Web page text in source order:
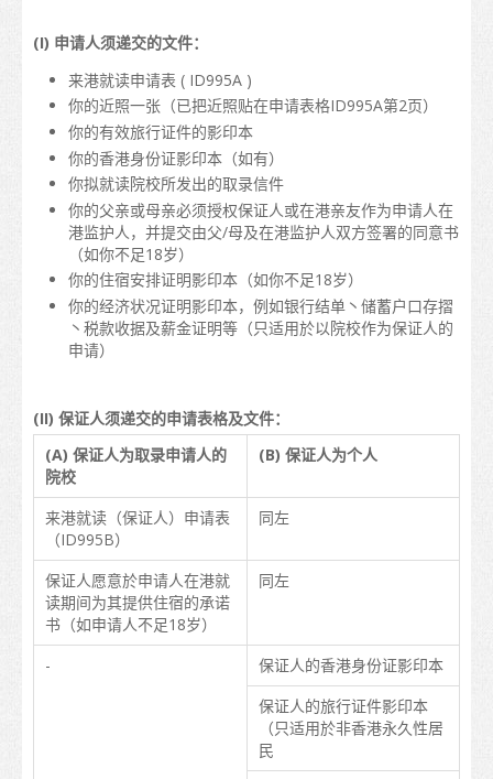
更多升学选择
升学途径
申请入学
如何申请
入学要求
到埗
住宿
支援服务
非本地学生的受养人入境安排
日常开支
医疗和安全
(I) 申请人须递交的文件：
来港就读申请表 ( ID995A )
你的近照一张（已把近照贴在申请表格ID995A第2页）
你的有效旅行证件的影印本
你的香港身份证影印本（如有）
你拟就读院校所发出的取录信件
你的父亲或母亲必须授权保证人或在港亲友作为申请人在
港监护人，并提交由父/母及在港监护人双方签署的同意书
（如你不足18岁）
你的住宿安排证明影印本（如你不足18岁）
你的经济状况证明影印本，例如银行结单丶储蓄户口存摺
丶税款收据及薪金证明等（只适用於以院校作为保证人的
申请）
(II) 保证人须递交的申请表格及文件：
(A) 保证人为取录申请人的
院校
(B) 保证人为个人
来港就读（保证人）申请表
（ID995B）
同左
保证人愿意於申请人在港就
读期间为其提供住宿的承诺
书（如申请人不足18岁）
同左
-
保证人的香港身份证影印本
保证人的旅行证件影印本
（只适用於非香港永久性居
民